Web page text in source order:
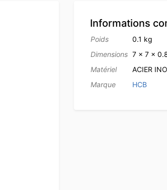
Informations
Poids
0.1 kg
Dimensions 7 × 7 ×
Matériel
ACIER
Marque
HCB